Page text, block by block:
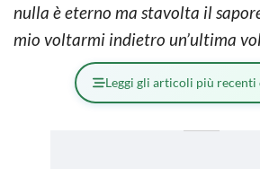
nulla è eterno ma stavolta il
mio voltarmi indietro un’ultima
Leggi gli articoli più recenti